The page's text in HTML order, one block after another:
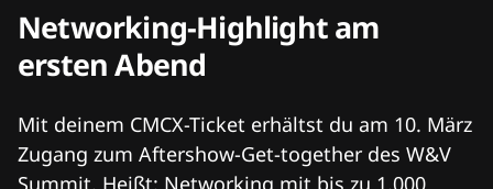
Networking-Highlight am
ersten Abend
Mit deinem CMCX-Ticket erhältst du am 10. März
Zugang zum Aftershow-Get-together des W&V
Summit. Heißt: Networking mit bis zu 1.000